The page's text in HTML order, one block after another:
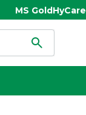
MS GoldHyCare